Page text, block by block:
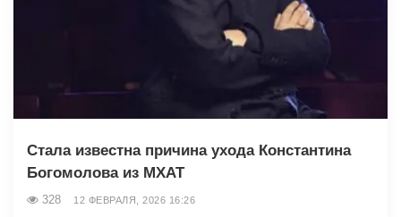
Стала известна причина ухода Константина
Богомолова из МХАТ
328 12 ФЕВРАЛЯ, 2026 16:26